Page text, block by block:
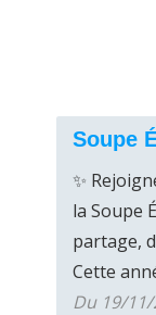
Soupe
✨
la Soupe
partage,
Cette
Du 19/